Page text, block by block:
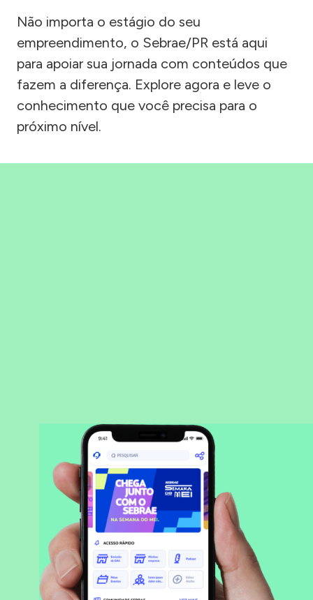
Não importa o estágio do seu
empreendimento, o Sebrae/PR está aqui
para apoiar sua jornada com conteúdos que
fazem a diferença. Explore agora e leve o
conhecimento que você precisa para o
próximo nível.